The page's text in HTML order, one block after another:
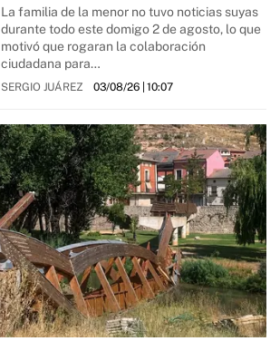
La familia de la menor no tuvo noticias suyas
durante todo este domigo 2 de agosto, lo que
motivó que rogaran la colaboración
ciudadana para…
SERGIO JUÁREZ 03/08/26| 10:07